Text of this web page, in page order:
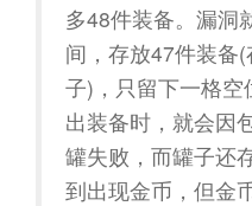
多48件装备。漏洞
间，存放47件装备
子)，只留下一格空
出装备时，就会因
罐失败，而罐子还
到出现金币，但金